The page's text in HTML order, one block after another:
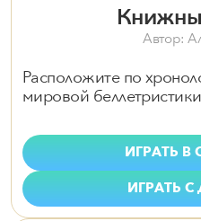
Автор:
Расположите по
мировой
ИГРАТЬ
ИГРАТЬ